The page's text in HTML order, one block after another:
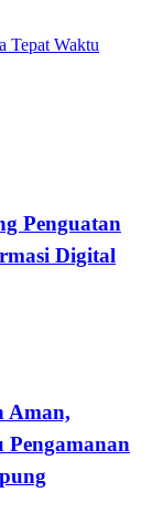
Tepat Waktu
Penguatan
Digital
Aman,